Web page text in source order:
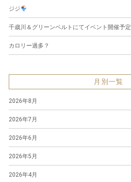
ジジ
千歳川＆グリーンベルトにてイベント開催予定
カロリー過多？
月別一覧
2026年8月
2026年7月
2026年6月
2026年5月
2026年4月